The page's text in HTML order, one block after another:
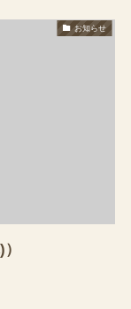
お知らせ